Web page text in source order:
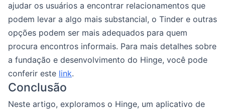
ajudar os usuários a encontrar relacionamentos que
podem levar a algo mais substancial, o Tinder e outras
opções podem ser mais adequados para quem
procura encontros informais. Para mais detalhes sobre
a fundação e desenvolvimento do Hinge, você pode
conferir este link.
Conclusão
Neste artigo, exploramos o Hinge, um aplicativo de